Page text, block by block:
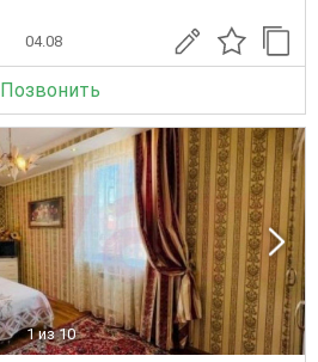
04.08
Позвонить
1 из 10